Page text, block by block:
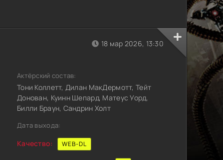
18 мар 2026, 13:30
Актёрский состав:
Тони Коллетт, Дилан МакДермотт, Тейт
Донован, Куинн Шепард, Матеус Уорд,
Билли Браун, Сандрин Холт
Дата выхода:
Качество: WEB-DL